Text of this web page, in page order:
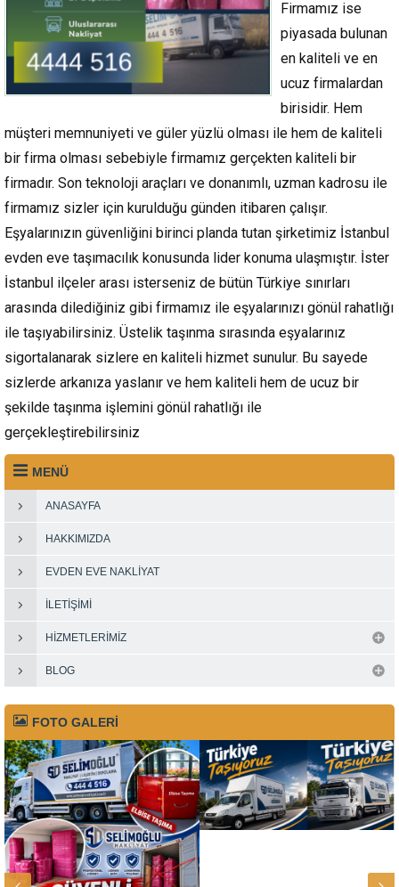
Firmamız ise
piyasada bulunan
en kaliteli ve en
ucuz firmalardan
birisidir. Hem
müşteri memnuniyeti ve güler yüzlü olması ile hem de kaliteli
bir firma olması sebebiyle firmamız gerçekten kaliteli bir
firmadır. Son teknoloji araçları ve donanımlı, uzman kadrosu ile
firmamız sizler için kurulduğu günden itibaren çalışır.
Eşyalarınızın güvenliğini birinci planda tutan şirketimiz İstanbul
evden eve taşımacılık konusunda lider konuma ulaşmıştır. İster
İstanbul ilçeler arası isterseniz de bütün Türkiye sınırları
arasında dilediğiniz gibi firmamız ile eşyalarınızı gönül rahatlığı
ile taşıyabilirsiniz. Üstelik taşınma sırasında eşyalarınız
sigortalanarak sizlere en kaliteli hizmet sunulur. Bu sayede
sizlerde arkanıza yaslanır ve hem kaliteli hem de ucuz bir
şekilde taşınma işlemini gönül rahatlığı ile
gerçekleştirebilirsiniz
MENÜ
ANASAYFA
HAKKIMIZDA
EVDEN EVE NAKLIYAT
İLETIŞIMI
HIZMETLERIMIZ
BLOG
FOTO GALERİ